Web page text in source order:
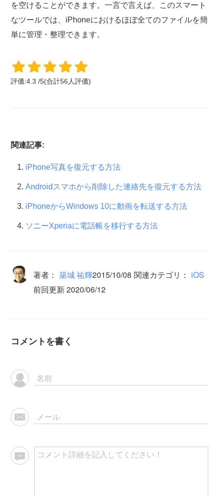
を空けることができます。一言で言えば、このスマート
なツールでは、iPhoneにおけるほぼ全てのファイルを簡
単に管理・整理できます。
評価:4.3 /5(合計56 人評価)
関連記事:
iPhone写真を復元する方法
Androidスマホから削除した連絡先を復元する方法
iPhoneからWindows 10に動画を転送する方法
ソニーXperiaに電話帳を移行する方法
著者： 築城 祐輝2015/10/08 関連カテゴリ： iOS
前回更新 2020/06/12
コメントを書く